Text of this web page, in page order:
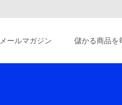
メールマガジン 儲かる商品を